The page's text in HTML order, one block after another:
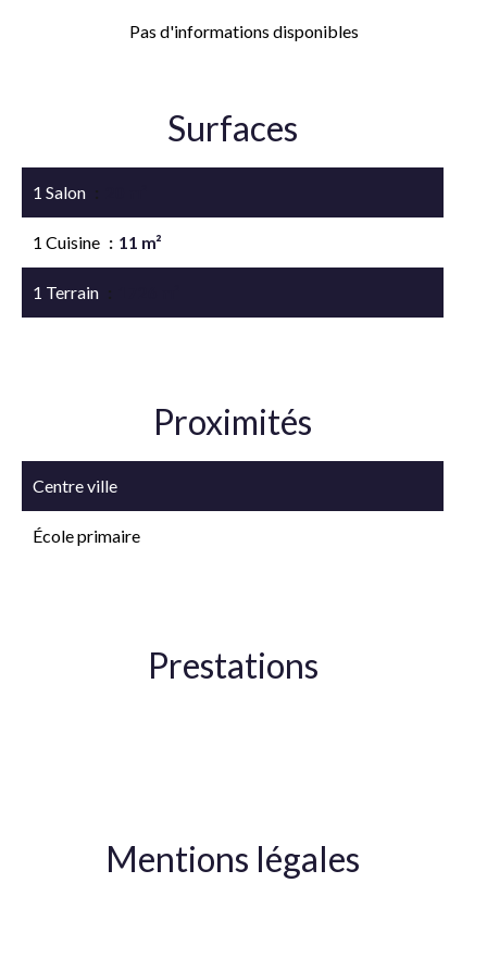
Pas d'informations disponibles
Surfaces
1 Salon
1 Cuisine 11 m²
1 Terrain
Proximités
Centre ville
École primaire
Prestations
Mentions légales